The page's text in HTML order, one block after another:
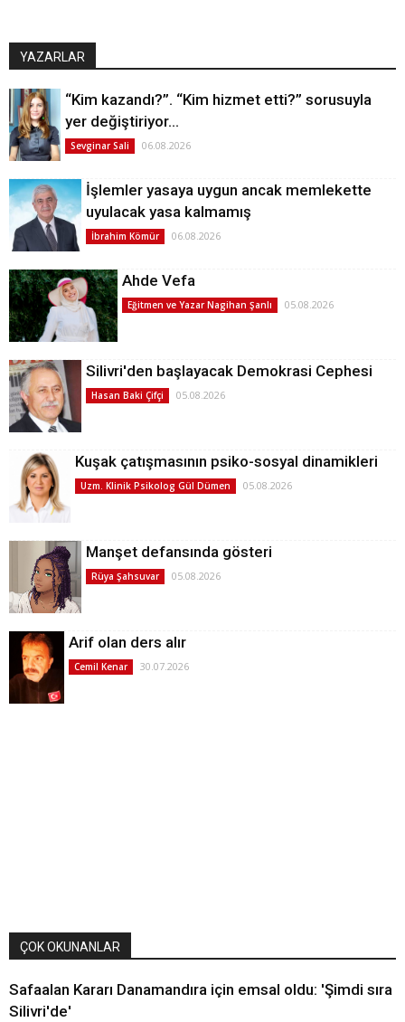
YAZARLAR
“Kim kazandı?”. “Kim hizmet etti?” sorusuyla
yer değiştiriyor…
Sevginar Sali 06.08.2026
İşlemler yasaya uygun ancak memlekette
uyulacak yasa kalmamış
İbrahim Kömür 06.08.2026
Ahde Vefa
Eğitmen ve Yazar Nagihan Şanlı 05.08.2026
Silivri'den başlayacak Demokrasi Cephesi
Hasan Baki Çifçi 05.08.2026
Kuşak çatışmasının psiko-sosyal dinamikleri
Uzm. Klinik Psikolog Gül Dümen 05.08.2026
Manşet defansında gösteri
Rüya Şahsuvar 05.08.2026
Arif olan ders alır
Cemil Kenar 30.07.2026
ÇOK OKUNANLAR
Safaalan Kararı Danamandıra için emsal oldu: 'Şimdi sıra
Silivri'de'